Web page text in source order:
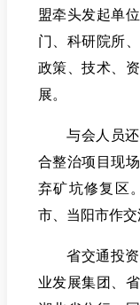
盟牵头发起单
门、科研院所
政策、技术、
展。
与会人员
合整治项目现
弃矿坑修复区
市、当阳市作交
省交通投
业发展集团、